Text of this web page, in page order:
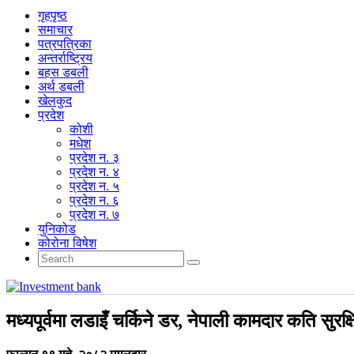
गृहपृष्‍ठ
समाचार
पत्रपत्रिका
अन्तर्राष्ट्रिय
बहस डबली
अर्थ डबली
खेलकुद
प्रदेश
कोशी
मधेश
प्रदेश न. ३
प्रदेश न. ४
प्रदेश न. ५
प्रदेश न. ६
प्रदेश न. ७
युनिकोड
कोरोना विषेश
मध्यपूर्वमा लडाइँ चर्किने डर, नेपाली कामदार कति